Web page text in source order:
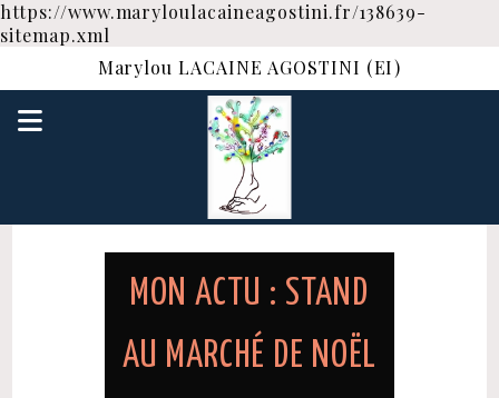
https://www.maryloulacaineagostini.fr/138639-
sitemap.xml
Marylou LACAINE AGOSTINI (EI)
MON ACTU : STAND
AU MARCHÉ DE NOËL